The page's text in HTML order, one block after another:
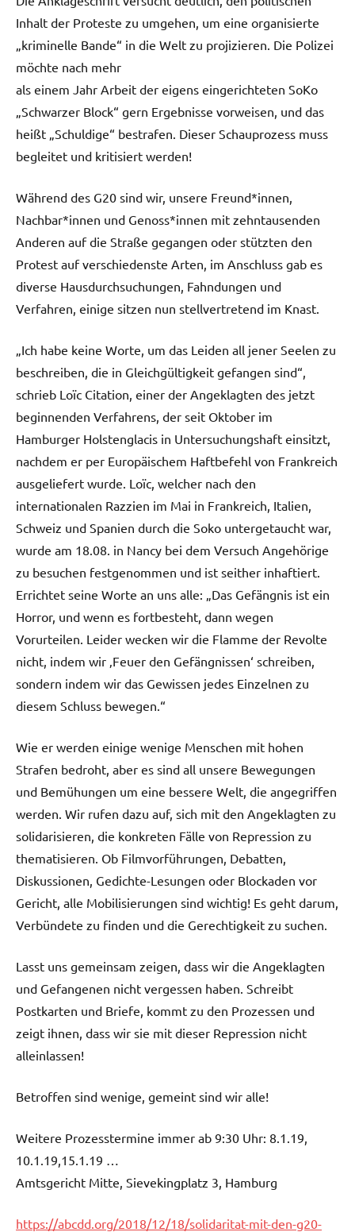
Inhalt der Proteste zu umgehen, um eine organisierte
„kriminelle Bande“ in die Welt zu projizieren. Die Polizei
möchte nach mehr
als einem Jahr Arbeit der eigens eingerichteten SoKo
„Schwarzer Block“ gern Ergebnisse vorweisen, und das
heißt „Schuldige“ bestrafen. Dieser Schauprozess muss
begleitet und kritisiert werden!
Während des G20 sind wir, unsere Freund*innen,
Nachbar*innen und Genoss*innen mit zehntausenden
Anderen auf die Straße gegangen oder stützten den
Protest auf verschiedenste Arten, im Anschluss gab es
diverse Hausdurchsuchungen, Fahndungen und
Verfahren, einige sitzen nun stellvertretend im Knast.
„Ich habe keine Worte, um das Leiden all jener Seelen zu
beschreiben, die in Gleichgültigkeit gefangen sind“,
schrieb Loïc Citation, einer der Angeklagten des jetzt
beginnenden Verfahrens, der seit Oktober im
Hamburger Holstenglacis in Untersuchungshaft einsitzt,
nachdem er per Europäischem Haftbefehl von Frankreich
ausgeliefert wurde. Loïc, welcher nach den
internationalen Razzien im Mai in Frankreich, Italien,
Schweiz und Spanien durch die Soko untergetaucht war,
wurde am 18.08. in Nancy bei dem Versuch Angehörige
zu besuchen festgenommen und ist seither inhaftiert.
Errichtet seine Worte an uns alle: „Das Gefängnis ist ein
Horror, und wenn es fortbesteht, dann wegen
Vorurteilen. Leider wecken wir die Flamme der Revolte
nicht, indem wir ‚Feuer den Gefängnissen‘ schreiben,
sondern indem wir das Gewissen jedes Einzelnen zu
diesem Schluss bewegen.“
Wie er werden einige wenige Menschen mit hohen
Strafen bedroht, aber es sind all unsere Bewegungen
und Bemühungen um eine bessere Welt, die angegriffen
werden. Wir rufen dazu auf, sich mit den Angeklagten zu
solidarisieren, die konkreten Fälle von Repression zu
thematisieren. Ob Filmvorführungen, Debatten,
Diskussionen, Gedichte-Lesungen oder Blockaden vor
Gericht, alle Mobilisierungen sind wichtig! Es geht darum,
Verbündete zu finden und die Gerechtigkeit zu suchen.
Lasst uns gemeinsam zeigen, dass wir die Angeklagten
und Gefangenen nicht vergessen haben. Schreibt
Postkarten und Briefe, kommt zu den Prozessen und
zeigt ihnen, dass wir sie mit dieser Repression nicht
alleinlassen!
Betroffen sind wenige, gemeint sind wir alle!
Weitere Prozesstermine immer ab 9:30 Uhr: 8.1.19,
10.1.19,15.1.19 …
Amtsgericht Mitte, Sievekingplatz 3, Hamburg
https://abcdd.org/2018/12/18/solidaritat-mit-den-g20-